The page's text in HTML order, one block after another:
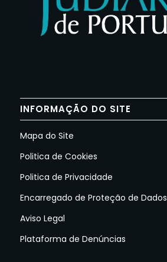
INFORMAÇÃO DO SITE
Mapa do Site
Politica de Cookies
Politica de Privacidade
Encarregado de Proteção de Dados
Aviso Legal
Plataforma de Denúncias